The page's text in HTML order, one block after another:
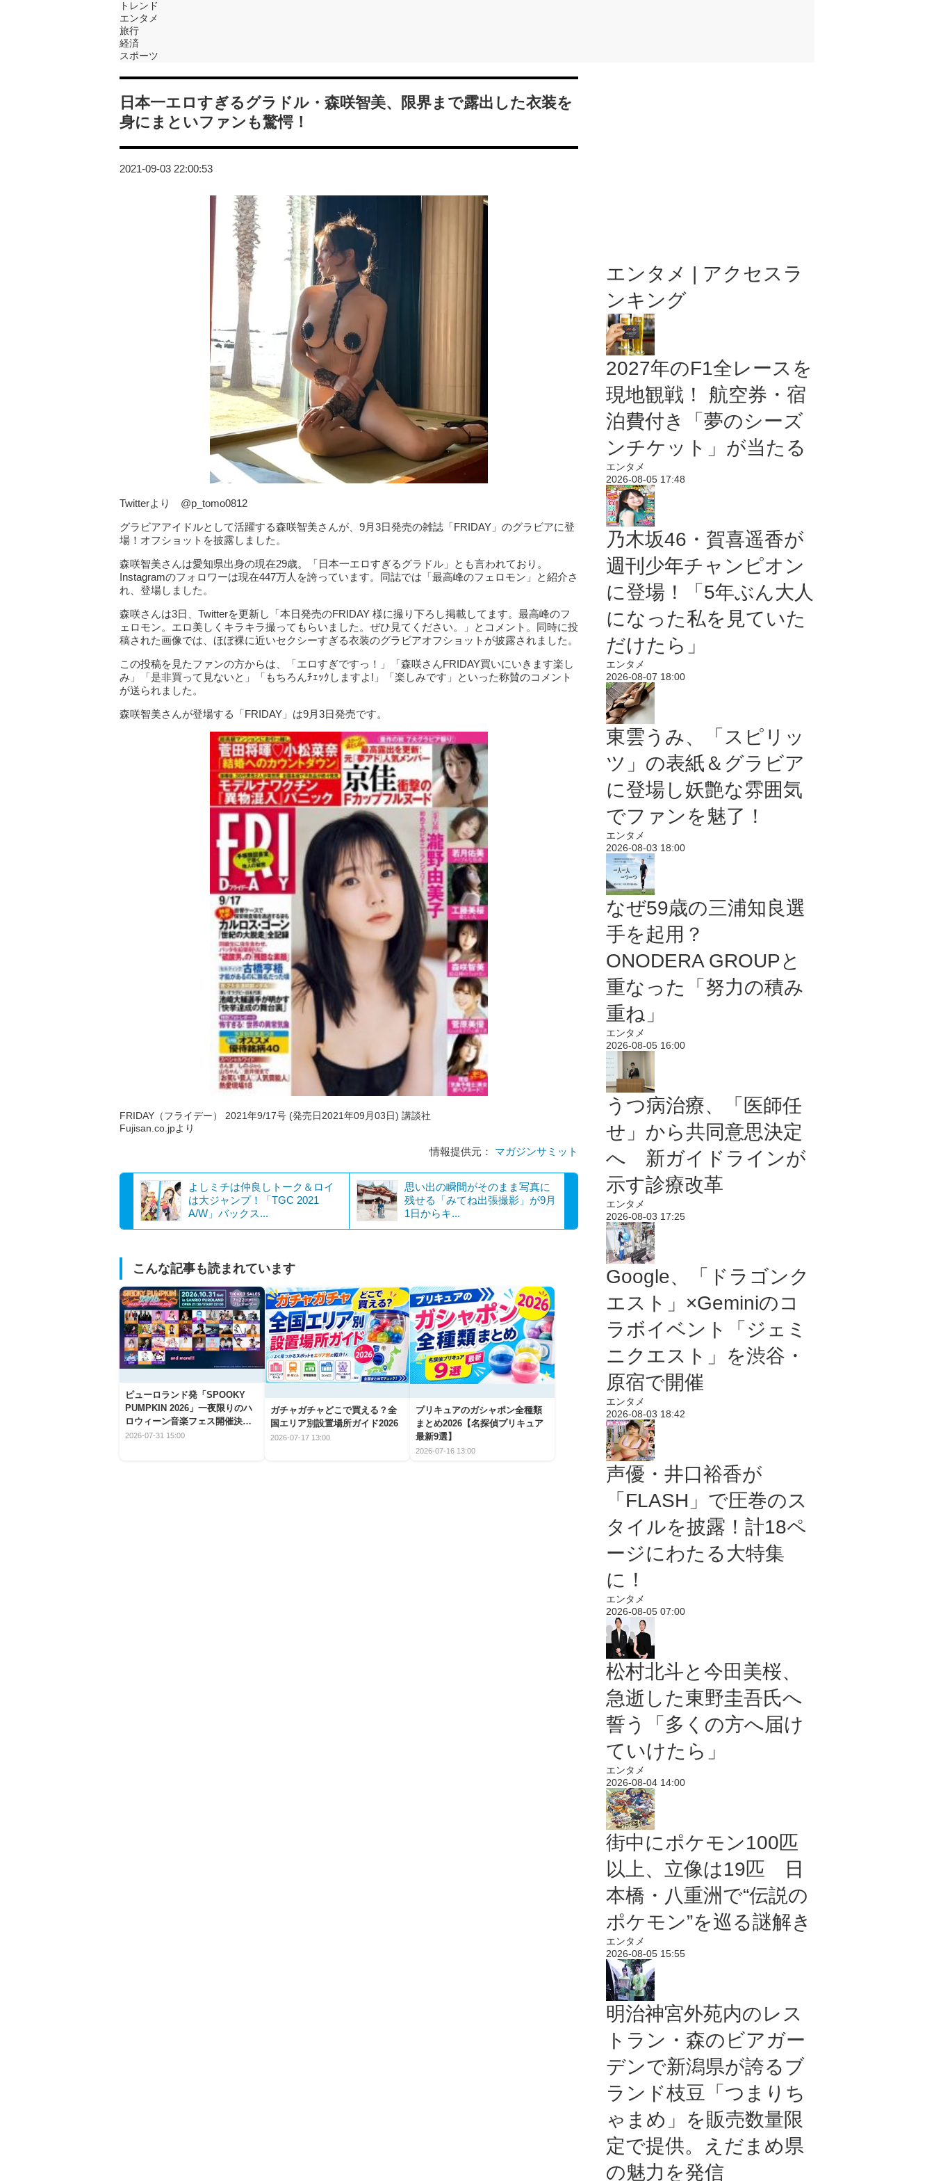
トレンド
エンタメ
旅行
経済
スポーツ
日本一エロすぎるグラドル・森咲智美、限界まで露出した衣装を
身にまといファンも驚愕！
2021-09-03 22:00:53
Twitterより @p_tomo0812
グラビアアイドルとして活躍する森咲智美さんが、9月3日発売の雑誌「FRIDAY」のグラビアに登
場！オフショットを披露しました。
森咲智美さんは愛知県出身の現在29歳。「日本一エロすぎるグラドル」とも言われており。
Instagramのフォロワーは現在447万人を誇っています。同誌では「最高峰のフェロモン」と紹介さ
れ、登場しました。
森咲さんは3日、Twitterを更新し「本日発売のFRIDAY 様に撮り下ろし掲載してます。最高峰のフ
ェロモン。エロ美しくキラキラ撮ってもらいました。ぜひ見てください。」とコメント。同時に投
稿された画像では、ほぼ裸に近いセクシーすぎる衣装のグラビアオフショットが披露されました。
この投稿を見たファンの方からは、「エロすぎですっ！」「森咲さんFRIDAY買いにいきます楽し
み」「是非買って見ないと」「もちろんﾁｪｯｸしますよ!」「楽しみです」といった称賛のコメント
が送られました。
森咲智美さんが登場する「FRIDAY」は9月3日発売です。
FRIDAY（フライデー） 2021年9/17号 (発売日2021年09月03日) 講談社
Fujisan.co.jpより
情報提供元： マガジンサミット
よしミチは仲良しトーク＆ロイ
は大ジャンプ！「TGC 2021
A/W」バックス...
思い出の瞬間がそのまま写真に
残せる「みてね出張撮影」が9月
1日からキ...
こんな記事も読まれています
ピューロランド発「SPOOKY
PUMPKIN 2026」一夜限りのハ
ロウィーン音楽フェス開催決
定！
2026-07-31 15:00
ガチャガチャどこで買える？全
国エリア別設置場所ガイド2026
2026-07-17 13:00
プリキュアのガシャポン全種類
まとめ2026【名探偵プリキュア
最新9選】
2026-07-16 13:00
エンタメ | アクセスラ
ンキング
2027年のF1全レースを
現地観戦！ 航空券・宿
泊費付き「夢のシーズ
ンチケット」が当たる
エンタメ
2026-08-05 17:48
乃木坂46・賀喜遥香が
週刊少年チャンピオン
に登場！「5年ぶん大人
になった私を見ていた
だけたら」
エンタメ
2026-08-07 18:00
東雲うみ、「スピリッ
ツ」の表紙＆グラビア
に登場し妖艶な雰囲気
でファンを魅了！
エンタメ
2026-08-03 18:00
なぜ59歳の三浦知良選
手を起用？
ONODERA GROUPと
重なった「努力の積み
重ね」
エンタメ
2026-08-05 16:00
うつ病治療、「医師任
せ」から共同意思決定
へ 新ガイドラインが
示す診療改革
エンタメ
2026-08-03 17:25
Google、「ドラゴンク
エスト」×Geminiのコ
ラボイベント「ジェミ
ニクエスト」を渋谷・
原宿で開催
エンタメ
2026-08-03 18:42
声優・井口裕香が
「FLASH」で圧巻のス
タイルを披露！計18ペ
ージにわたる大特集
に！
エンタメ
2026-08-05 07:00
松村北斗と今田美桜、
急逝した東野圭吾氏へ
誓う「多くの方へ届け
ていけたら」
エンタメ
2026-08-04 14:00
街中にポケモン100匹
以上、立像は19匹 日
本橋・八重洲で“伝説の
ポケモン”を巡る謎解き
エンタメ
2026-08-05 15:55
明治神宮外苑内のレス
トラン・森のビアガー
デンで新潟県が誇るブ
ランド枝豆「つまりち
ゃまめ」を販売数量限
定で提供。えだまめ県
の魅力を発信